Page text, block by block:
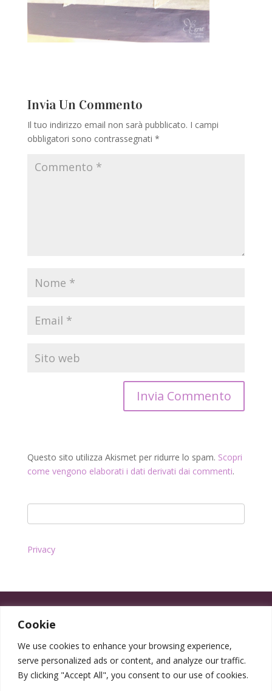
Cookie
We use cookies to enhance your browsing experience,
serve personalized ads or content, and analyze our traffic.
By clicking "Accept All", you consent to our use of cookies.
Invia Un Commento
Il tuo indirizzo email non sarà pubblicato. I campi
obbligatori sono contrassegnati *
Questo sito utilizza Akismet per ridurre lo spam. Scopri
come vengono elaborati i dati derivati dai commenti.
Privacy